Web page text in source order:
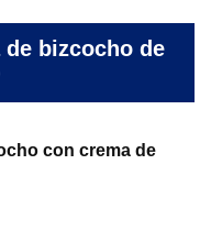
bizcocho de
con crema de